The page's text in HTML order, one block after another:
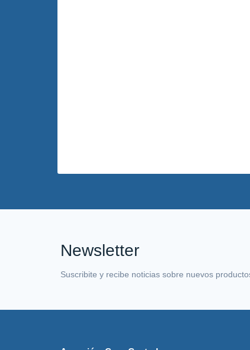
Newsletter
Suscribite y recibe noticias sobre nuevos